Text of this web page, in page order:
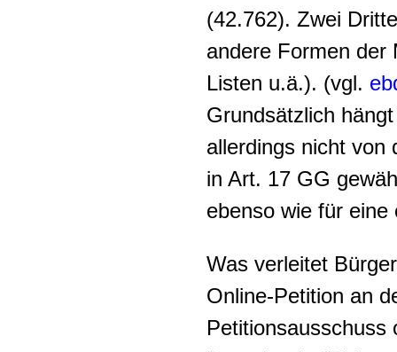
(42.762). Zwei
andere Formen der
Listen u.ä.). (vgl.
Grundsätzlich
allerdings nicht von
in Art. 17 GG
ebenso wie für
Was verleitet
Online-Petition an
Petitionsausschuss